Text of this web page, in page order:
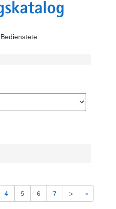
4 5 6 7 > »